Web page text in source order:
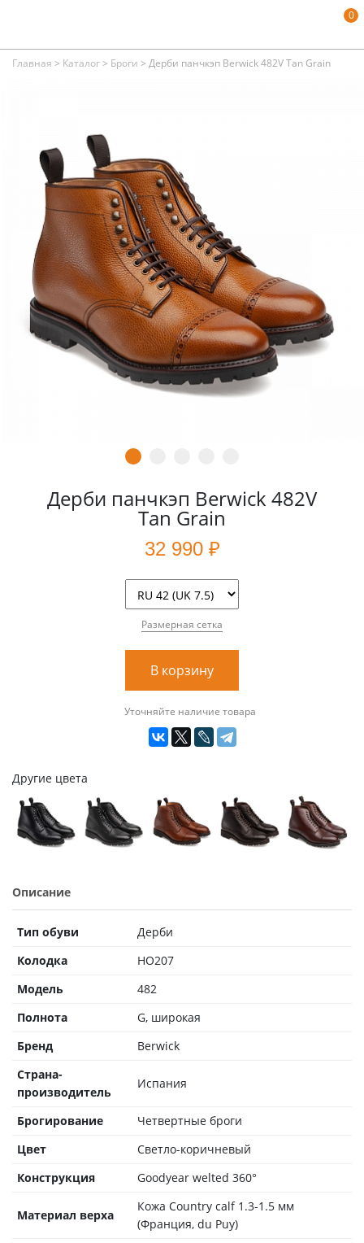
0
Главная > Каталог> Броги > Дерби панчкэп Berwick 482V Tan Grain
Дерби панчкэп Berwick 482V
Tan Grain
32 990 ₽
Размерная сетка
В корзину
Уточняйте наличие товара
Другие цвета
Описание
Тип обуви
Дерби
Колодка
HO207
Модель
482
Полнота
G, широкая
Бренд
Berwick
Страна-
производитель
Испания
Брогирование
Четвертные броги
Цвет
Светло-коричневый
Конструкция
Goodyear welted 360°
Материал верха
Кожа Country calf 1.3-1.5 мм
(Франция, du Puy)